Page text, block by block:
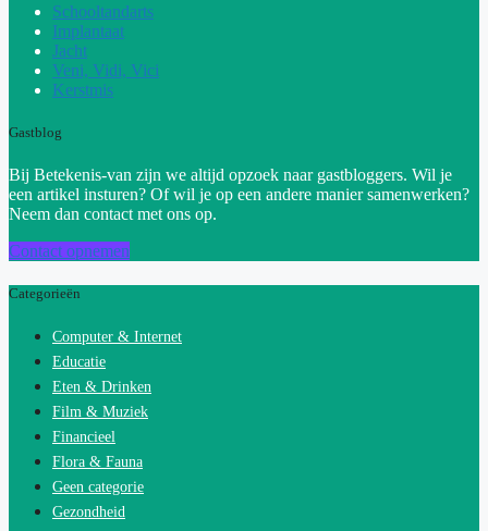
Schooltandarts
Implantaat
Jacht
Veni, Vidi, Vici
Kerstmis
Gastblog
Bij Betekenis-van zijn we altijd opzoek naar gastbloggers. Wil je
een artikel insturen? Of wil je op een andere manier samenwerken?
Neem dan contact met ons op.
Contact opnemen
Categorieën
Computer & Internet
Educatie
Eten & Drinken
Film & Muziek
Financieel
Flora & Fauna
Geen categorie
Gezondheid